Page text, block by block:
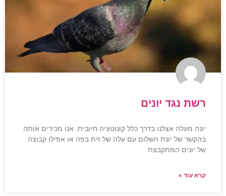
רשת נגד יונים
יונה מעלה אצלנו בדרך כלל קונוטציה חיובית. אנו מכירים אותה
בהקשר של יונת השלום עם עלה של זית בפה או אפילו קבוצה
של יונים המתקבצת
קרא עוד »